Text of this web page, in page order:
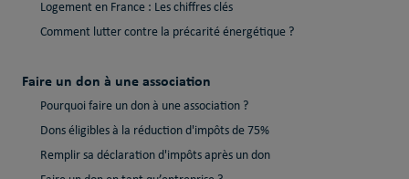
Logement en France : Les chiffres clés
Comment lutter contre la précarité énergétique ?
Faire un don à une association
Pourquoi faire un don à une association ?
Dons éligibles à la réduction d'impôts de 75%
Remplir sa déclaration d'impôts après un don